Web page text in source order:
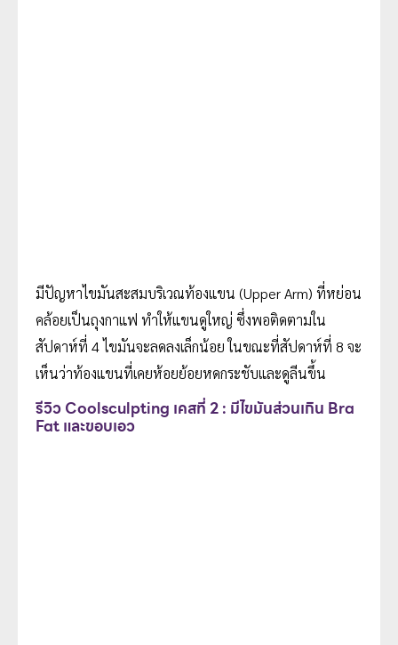
มีปัญหาไขมันสะสมบริเวณท้องแขน (Upper Arm) ที่หย่อน
คล้อยเป็นถุงกาแฟ ทำให้แขนดูใหญ่ ซึ่งพอติดตามใน
สัปดาห์ที่ 4 ไขมันจะลดลงเล็กน้อย ในขณะที่สัปดาห์ที่ 8 จะ
เห็นว่าท้องแขนที่เคยห้อยย้อยหดกระชับและดูลีนขึ้น
รีวิว Coolsculpting เคสที่ 2 : มีไขมันส่วนเกิน Bra
Fat และขอบเอว